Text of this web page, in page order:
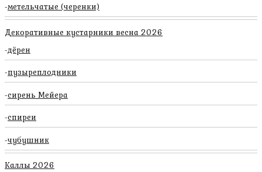
метельчатые (черенки)
Декоративные кустарники весна 2026
дёрен
пузыреплодники
сирень Мейера
спиреи
чубушник
Каллы 2026